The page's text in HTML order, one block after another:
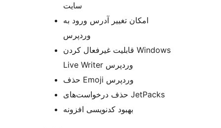
سایت
امکان تغییر آدرس ورود به
وردپرس
قابلیت غیرفعال کردن Windows
Live Writer وردپرس
حذف Emoji وردپرس
حذف درخواست‌های JetPacks
بهبود کدنویسی افزونه